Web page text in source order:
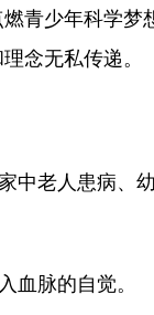
少年科学梦
念无私传递。
老人患病、幼
脉的自觉。